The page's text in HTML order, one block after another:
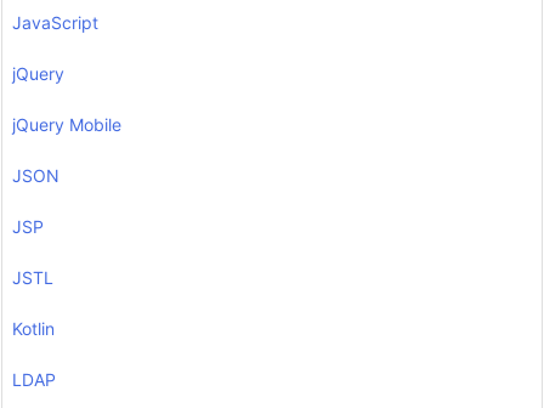
JavaScript
jQuery
jQuery Mobile
JSON
JSP
JSTL
Kotlin
LDAP